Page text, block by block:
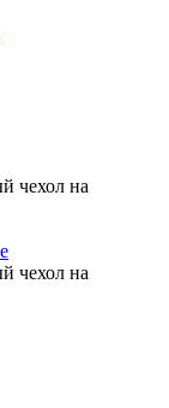
чехол на
чехол на